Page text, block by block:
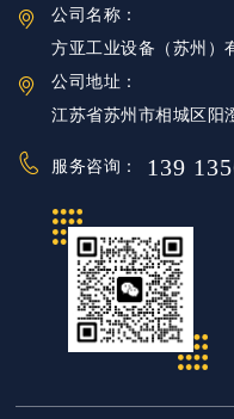
公司名称：
方亚工业设备（苏州）
公司地址：
江苏省苏州市相城区阳
服务咨询： 139